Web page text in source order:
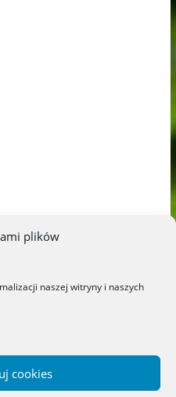
plików
naszej witryny i naszych
cookies